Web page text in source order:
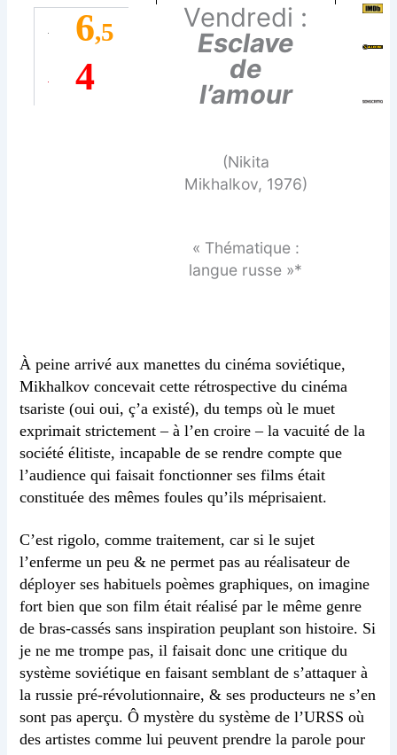
6,5
4
Vendredi :
Esclave
de
l’amour
(Nikita
Mikhalkov, 1976)
« Thématique :
langue russe »*
À peine arrivé aux manettes du cinéma soviétique,
Mikhalkov concevait cette rétrospective du cinéma
tsariste (oui oui, ç’a existé), du temps où le muet
exprimait strictement – à l’en croire – la vacuité de la
société élitiste, incapable de se rendre compte que
l’audience qui faisait fonctionner ses films était
constituée des mêmes foules qu’ils méprisaient.
C’est rigolo, comme traitement, car si le sujet
l’enferme un peu & ne permet pas au réalisateur de
déployer ses habituels poèmes graphiques, on imagine
fort bien que son film était réalisé par le même genre
de bras-cassés sans inspiration peuplant son histoire. Si
je ne me trompe pas, il faisait donc une critique du
système soviétique en faisant semblant de s’attaquer à
la russie pré-révolutionnaire, & ses producteurs ne s’en
sont pas aperçu. Ô mystère du système de l’URSS où
des artistes comme lui peuvent prendre la parole pour